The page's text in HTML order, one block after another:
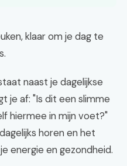
klaar om je dag te
naast je dagelijkse
je af: "Is dit een slimme
hiermee in mijn voet?"
horen en het
energie en gezondheid.